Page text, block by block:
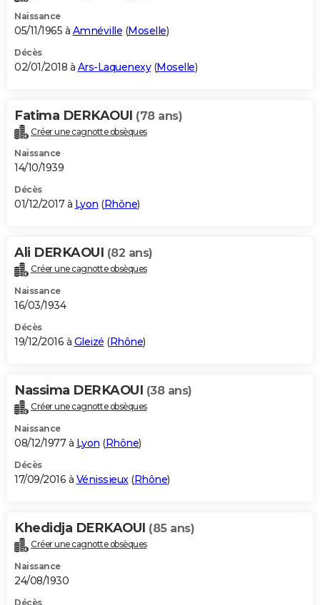
Naissance
05/11/1965 à Amnéville (Moselle)
Décès
02/01/2018 à Ars-Laquenexy(Moselle)
Fatima DERKAOUI (78 ans)
Créer une cagnotte obsèques
Naissance
14/10/1939
Décès
01/12/2017 à Lyon (Rhône)
Ali DERKAOUI (82 ans)
Créer une cagnotte obsèques
Naissance
16/03/1934
Décès
19/12/2016 à Gleizé (Rhône)
Nassima DERKAOUI (38 ans)
Créer une cagnotte obsèques
Naissance
08/12/1977 à Lyon (Rhône)
Décès
17/09/2016 à Vénissieux(Rhône)
Khedidja DERKAOUI (85 ans)
Créer une cagnotte obsèques
Naissance
24/08/1930
Décès